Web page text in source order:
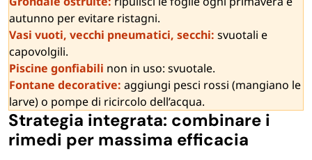
autunno per evitare ristagni.
Vasi vuoti, vecchi pneumatici, secchi: svuotali e
capovolgili.
Piscine gonfiabili non in uso: svuotale.
Fontane decorative: aggiungi pesci rossi (mangiano le
larve) o pompe di ricircolo dell’acqua.
Strategia integrata: combinare i
rimedi per massima efficacia